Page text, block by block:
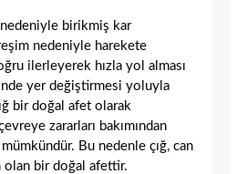
nedeniyle birikmiş kar
nedeniyle harekete
ilerleyerek hızla yol alması
yer değiştirmesi yoluyla
bir doğal afet olarak
zararları bakımından
mümkündür. Bu nedenle çığ, can
olan bir doğal afettir.